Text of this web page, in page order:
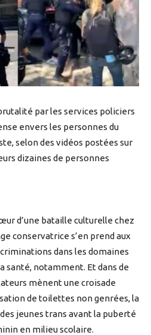
par les services policiers
envers les personnes du
selon des vidéos postées sur
dizaines de personnes
d’une bataille culturelle chez
conservatrice s’en prend aux
dans les domaines
santé, notamment. Et dans de
mènent une croisade
de toilettes non genrées, la
jeunes trans avant la puberté
en milieu scolaire.